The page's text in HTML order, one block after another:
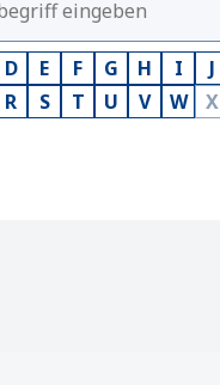
D E F G H I J
R S T U V W X